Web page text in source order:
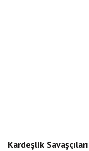
Kardeşlik